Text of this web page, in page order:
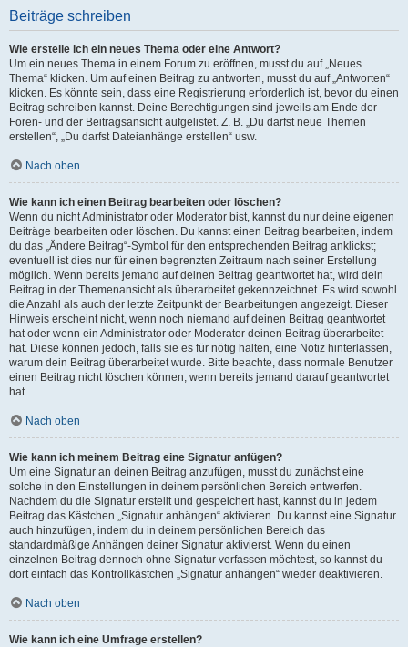
Beiträge schreiben
Wie erstelle ich ein neues Thema oder eine Antwort?
Um ein neues Thema in einem Forum zu eröffnen, musst du auf „Neues
Thema“ klicken. Um auf einen Beitrag zu antworten, musst du auf „Antworten“
klicken. Es könnte sein, dass eine Registrierung erforderlich ist, bevor du einen
Beitrag schreiben kannst. Deine Berechtigungen sind jeweils am Ende der
Foren- und der Beitragsansicht aufgelistet. Z. B. „Du darfst neue Themen
erstellen“, „Du darfst Dateianhänge erstellen“ usw.
Nach oben
Wie kann ich einen Beitrag bearbeiten oder löschen?
Wenn du nicht Administrator oder Moderator bist, kannst du nur deine eigenen
Beiträge bearbeiten oder löschen. Du kannst einen Beitrag bearbeiten, indem
du das „Ändere Beitrag“-Symbol für den entsprechenden Beitrag anklickst;
eventuell ist dies nur für einen begrenzten Zeitraum nach seiner Erstellung
möglich. Wenn bereits jemand auf deinen Beitrag geantwortet hat, wird dein
Beitrag in der Themenansicht als überarbeitet gekennzeichnet. Es wird sowohl
die Anzahl als auch der letzte Zeitpunkt der Bearbeitungen angezeigt. Dieser
Hinweis erscheint nicht, wenn noch niemand auf deinen Beitrag geantwortet
hat oder wenn ein Administrator oder Moderator deinen Beitrag überarbeitet
hat. Diese können jedoch, falls sie es für nötig halten, eine Notiz hinterlassen,
warum dein Beitrag überarbeitet wurde. Bitte beachte, dass normale Benutzer
einen Beitrag nicht löschen können, wenn bereits jemand darauf geantwortet
hat.
Nach oben
Wie kann ich meinem Beitrag eine Signatur anfügen?
Um eine Signatur an deinen Beitrag anzufügen, musst du zunächst eine
solche in den Einstellungen in deinem persönlichen Bereich entwerfen.
Nachdem du die Signatur erstellt und gespeichert hast, kannst du in jedem
Beitrag das Kästchen „Signatur anhängen“ aktivieren. Du kannst eine Signatur
auch hinzufügen, indem du in deinem persönlichen Bereich das
standardmäßige Anhängen deiner Signatur aktivierst. Wenn du einen
einzelnen Beitrag dennoch ohne Signatur verfassen möchtest, so kannst du
dort einfach das Kontrollkästchen „Signatur anhängen“ wieder deaktivieren.
Nach oben
Wie kann ich eine Umfrage erstellen?